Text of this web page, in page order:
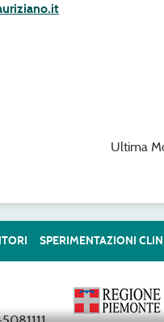
Ultima
SPERIMENTAZIONI